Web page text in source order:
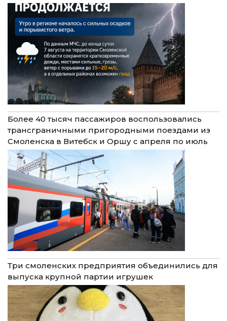
Более 40 тысяч пассажиров воспользовались
трансграничными пригородными поездами из
Смоленска в Витебск и Оршу с апреля по июль
Три смоленских предприятия объединились для
выпуска крупной партии игрушек